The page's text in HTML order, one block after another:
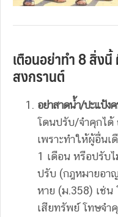
เตือนอย่าทำ 8 สิ่ง
สงกรานต์
อย่าสาดน้ำ/ปะแป้งค
โดนปรับ/จำคุกได้
เพราะทำให้ผู้อื่น
1 เดือน หรือปรับ
ปรับ (กฎหมายอา
หาย (ม.358) เช่น
เสียทรัพย์ โทษจำ